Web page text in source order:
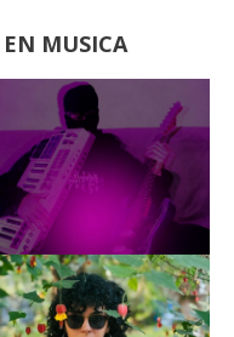
MUSICA